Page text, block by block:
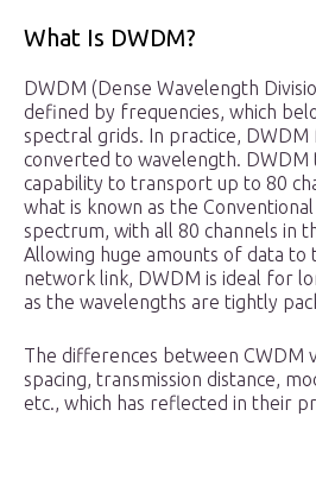
What Is DWDM?
DWDM (Dense Wavelength
defined by frequencies, which
spectral grids. In practice, DWDM
converted to wavelength. DWDM
capability to transport up to 80
what is known as the
spectrum, with all 80 channels in
Allowing huge amounts of data to
network link, DWDM is ideal for
as the wavelengths are tightly
The differences between CWDM
spacing, transmission distance,
etc., which has reflected in their